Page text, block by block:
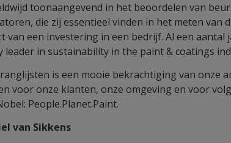
toonaangevend in het beoordelen van
die zij essentieel vinden in het meten van
van een investering in een bedrijf. Al een aantal
in sustainability in the paint & coatings
is een mooie bekrachtiging van onze
voor onze klanten, onze omgeving en voor
People.Planet.Paint.
van Sikkens